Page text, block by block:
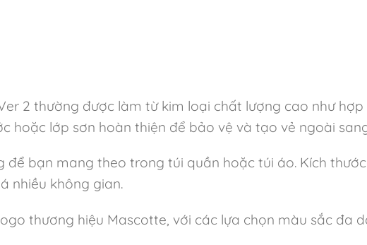
2 thường được làm từ kim loại chất lượng cao như
hoặc lớp sơn hoàn thiện để bảo vệ và tạo vẻ ngoài
để bạn mang theo trong túi quần hoặc túi áo. Kích
nhiều không gian.
thương hiệu Mascotte, với các lựa chọn màu sắc đa